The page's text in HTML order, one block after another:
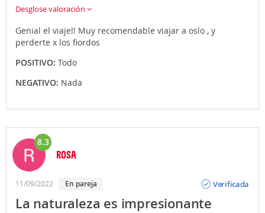
Desglose valoración
Genial el viaje!! Muy recomendable viajar a oslo , y
perderte x los fiordos
POSITIVO: Todo
NEGATIVO: Nada
8.3
ROSA
11/09/2022 En pareja
Verificada
La naturaleza es impresionante